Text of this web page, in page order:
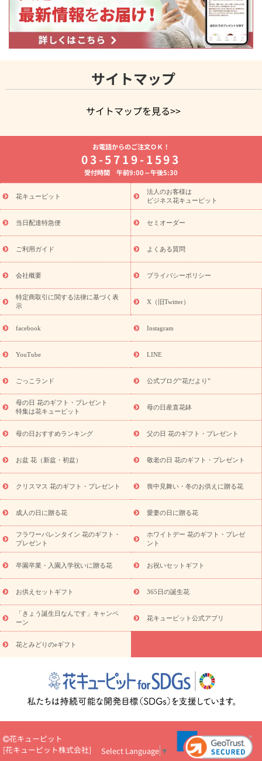
サイトマップ
サイトマップを見る>>
よく贈られる花
お祝いの花特集
誕生日フラワーギフト特集
8月の誕生花(トルコキキョウ)
開店・開業祝い
お供え・お悔やみ お供え・お悔やみの花
通夜・葬儀に贈る花 胡蝶蘭・花鉢
ーブドフラワー
季節のイベント
ひまわり ギフト・プレゼント
特集
お盆 花（新盆・初盆） 季節のイベント
お盆 花（新
盆・初盆）
お盆 花（新盆・初盆）
お盆・お供え 花とセットギ
フト
お盆・お供え プリザーブドフラワー
ひまわり ギフト・プ
レゼント特集
夏の花贈り・お中元・暑中見舞い 花のギフト特集
敬老の日におくる花ギフト・プレゼント特集
花ギフト・プレゼント特集
敬老の日 花のおすすめランキング
敬
老の日 花鉢植えのギフト・プレゼント特集
敬老の日 花とセットギ
フト・プレゼント特集
敬老の日の花 全てのギフト一覧
キャン
ペーン
映画『ウォーターガーディアンズ』コラボキャンペーン
「きょう誕生日なんです」キャンペーン
誕生日の花を探す
誕生日フラワーギフト 誕生日フラワーギフト特集
(トルコキキョウ)
9月の誕生花(リンドウ)
ら探す
お祝いの花特集 当日配達特急便 お祝い商品一覧
念日
結婚祝い 出産祝い 退院祝い・快気祝い
寿祝い
プチギフト ペットのお祝いフラワー
供え・お悔やみ商品一覧
お供え・お悔やみの花
四十九日法要以
お供え プリザーブドフラワー
ペットのお供えフラワー
お盆（新
盆・初盆）
その他 お祝い返し お見舞い
お取り寄せギフト
ビジネス用
ご自宅用 観葉植物 ミディ胡蝶蘭
プリザーブ
ドフラワー
スタイルから探す アレンジメント 花束
スタ
ンド花
お祝い お供え・お悔やみ 胡蝶蘭 胡蝶蘭・花鉢
ディ胡蝶蘭・お祝い
ミディ胡蝶蘭・お供え
世界初の青色胡蝶蘭
観葉植物
観葉植物 産直多肉植物
プリザーブドフラワー
お祝い
お供え・お悔やみ 花とセットギフト
セミオーダー
プチギフト（hanamore -ハナモア-）
花とみどりのeギフト
キューピットのeGfit
カラー ピンク イエローオレンジ
レッ
ド
お花の種類 トルコキキョウ
お祝い お祝い・3000円～ お祝い・4000円～
お祝い・
5000円～
お祝い・7000円～ お祝い・ 10000円～
お供え・お
悔やみ
円～
お供え・お悔やみ・
いのマナー
定年退職祝いのマナー
お祝いを贈るときのマナー・
花キューピットのお祝いコラム一覧
誕生日のお花を「色
彩心理学」で選ぶ方法
結婚祝いの予算相場
出産祝いお役立ち情
ール
新築引っ越し祝いコラム お祝い花のマナー総まとめ
職
場上司や先輩へ贈るお祝い花の正解は？
開店祝いの花 選び方ガイ
お電話からのご注文ＯＫ！
03-5719-1593
受付時間 午前9:00～午後5:30
花キューピット
法人のお客様は
ビジネス花キューピット
当日配達特急便 セミオーダー
ご利用ガイド よくある質問
会社概要 プライバシーポリシー
特定商取引に関する法律に基づく表
示
X（旧Twitter）
facebook Instagram
YouTube LINE
ごっこランド 公式ブログ“花だより”
母の日 花のギフト・プレゼント
特集は花キューピット
母の日産直花鉢
母の日おすすめランキング 父の日 花のギフト・プレゼント
お盆 花（新盆・初盆） 敬老の日 花のギフト・プレゼント
クリスマス 花のギフト・プレゼント 喪中見舞い・冬のお供えに贈る花
成人の日に贈る花 愛妻の日に贈る花
フラワーバレンタイン 花のギフト・
プレゼント
ホワイトデー 花のギフト・プレゼ
ント
卒園卒業・入園入学祝いに贈る花 お祝いセットギフト
お供えセットギフト 365日の誕生花
「きょう誕生日なんです」キャンペ
ーン
花キューピット公式アプリ
花とみどりのeギフト
花キューピット
[花キューピット株式会社] Select Language ▼